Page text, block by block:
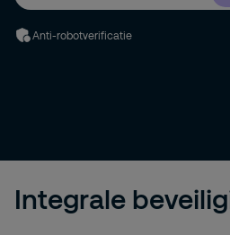
Anti-robotverificatie
Integrale